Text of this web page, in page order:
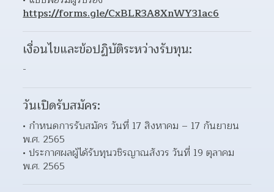
https://forms.gle/CxBLR3A8XnWY31ac6
เงื่อนไขและข้อปฏิบัติระหว่างรับทุน:
-
วันเปิดรับสมัคร:
กำหนดการรับสมัคร วันที่ 17 สิงหาคม – 17 กันยายน
พ.ศ. 2565
ประกาศผลผู้ได้รับทุนวชิรญาณสังวร วันที่ 19 ตุลาคม
พ.ศ. 2565